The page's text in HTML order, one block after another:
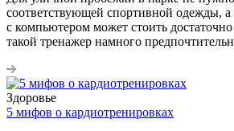
соответствующей спортивной одежды, а
с компьютером может стоить
такой тренажер намного
Здоровье
5 мифов о кардиотренировках